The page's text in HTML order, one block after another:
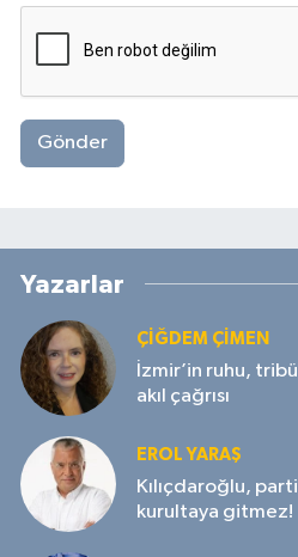
Gönder
Yazarlar
ÇIĞDEM ÇIMEN
İzmir’in ruhu,
akıl çağrısı
EROL YARAŞ
Kılıçdaroğlu,
kurultaya gitmez!